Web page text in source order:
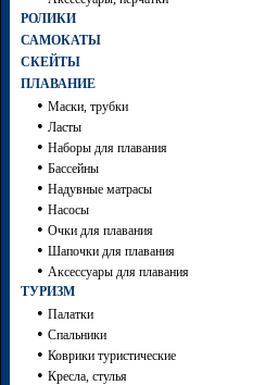
РОЛИКИ
САМОКАТЫ
СКЕЙТЫ
ПЛАВАНИЕ
• Маски, трубки
• Ласты
• Наборы для плавания
• Бассейны
• Надувные матрасы
• Насосы
• Очки для плавания
• Шапочки для плавания
• Аксессуары для плавания
ТУРИЗМ
• Палатки
• Спальники
• Коврики туристические
• Кресла, стулья